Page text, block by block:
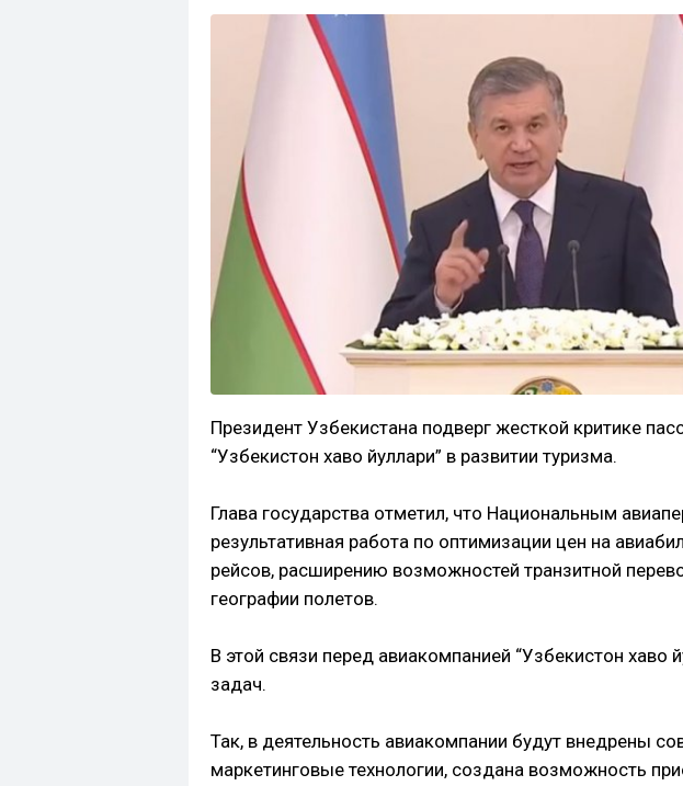
Президент Узбекистана подверг жесткой критике
“Узбекистон хаво йуллари” в развитии туризма.
Глава государства отметил, что Национальным
результативная работа по оптимизации цен на
рейсов, расширению возможностей транзитной
географии полетов.
В этой связи перед авиакомпанией “Узбекистон хаво
задач.
Так, в деятельность авиакомпании будут внедрены
маркетинговые технологии, создана возможность